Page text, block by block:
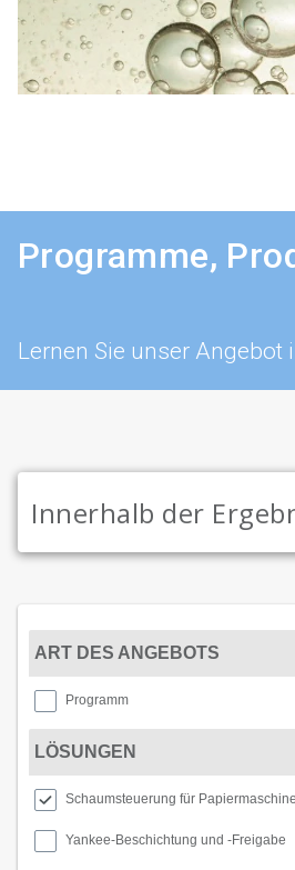
Programme,
Lernen Sie unser
ART DES ANGEBOTS
Programm
LÖSUNGEN
Schaumsteuerung für
Yankee-Beschichtung und -Freigabe